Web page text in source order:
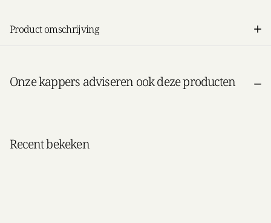
Product omschrijving
Onze kappers adviseren ook deze producten
Recent bekeken